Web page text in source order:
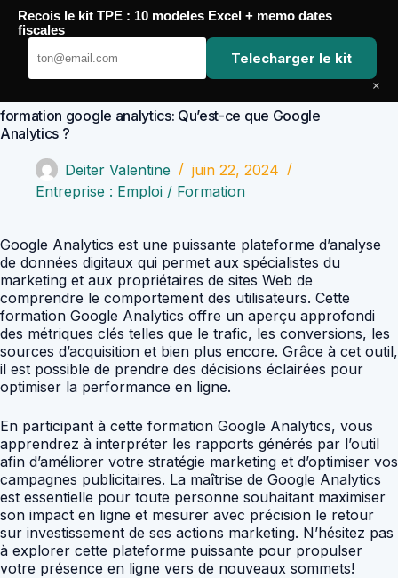
Passer
contenu
Comptabilité Job
formation google analytics: Qu’est-ce que Google
Analytics ?
Deiter Valentine
juin 22, 2024
Entreprise : Emploi / Formation
Google Analytics est une puissante plateforme d’analyse
de données digitaux qui permet aux spécialistes du
marketing et aux propriétaires de sites Web de
comprendre le comportement des utilisateurs. Cette
formation Google Analytics offre un aperçu approfondi
des métriques clés telles que le trafic, les conversions, les
sources d’acquisition et bien plus encore. Grâce à cet outil,
il est possible de prendre des décisions éclairées pour
optimiser la performance en ligne.
En participant à cette formation Google Analytics, vous
apprendrez à interpréter les rapports générés par l’outil
afin d’améliorer votre stratégie marketing et d’optimiser vos
campagnes publicitaires. La maîtrise de Google Analytics
est essentielle pour toute personne souhaitant maximiser
son impact en ligne et mesurer avec précision le retour
sur investissement de ses actions marketing. N’hésitez pas
à explorer cette plateforme puissante pour propulser
votre présence en ligne vers de nouveaux sommets!
Recois le kit TPE : 10 modeles Excel + memo dates
fiscales
Telecharger le kit
×